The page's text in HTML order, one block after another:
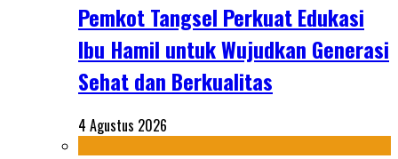
Pemkot Tangsel Perkuat Edukasi
Ibu Hamil untuk Wujudkan Generasi
Sehat dan Berkualitas
4 Agustus 2026